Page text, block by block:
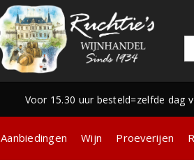
Voor 15.30 uur besteld=zelfde dag
Aanbiedingen Wijn Proeverijen